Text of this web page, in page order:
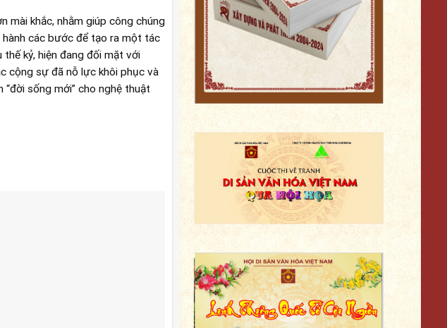
mài khắc, nhằm giúp công chúng
các bước để tạo ra một tác
kỷ, hiện đang đối mặt với
cộng sự đã nỗ lực khôi phục và
sống mới” cho nghệ thuật